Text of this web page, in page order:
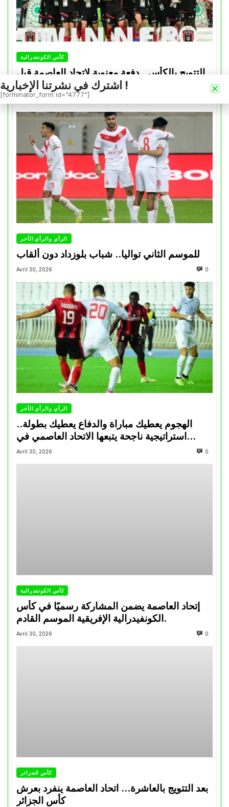
كأس الكونفدرالية
التتويج بالكأس.. دفعة معنوية لإتحاد العاصمة قبل
موقعة الزمالك في نهائي الكونفدرالية
الرأي والرأي الأخر
للموسم الثاني تواليا.. شباب بلوزداد دون ألقاب
Avril 30, 2026 0
الرأي والرأي الأخر
الهجوم يعطيك مباراة والدفاع يعطيك بطولة..
استراتيجية ناجحة يتبعها الاتحاد العاصمي في
تتويجاته آخر السنوات
Avril 30, 2026 0
كأس الكونفدرالية
إتحاد العاصمة يضمن المشاركة رسميًا في كأس
الكونفيدرالية الإفريقية الموسم القادم.
Avril 30, 2026 0
كأس الجزائر
بعد التتويج بالعاشرة… اتحاد العاصمة ينفرد بعرش
كأس الجزائر
اشترك في نشرتنا الإخبارية !
[forminator_form id="4777"]